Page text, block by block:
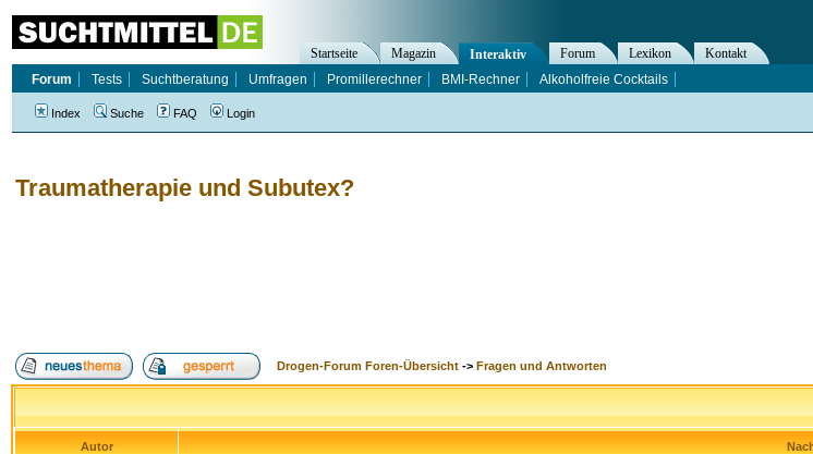
Traumatherapie und Subutex?
Drogen-Forum Foren-Übersicht -> Fragen und Antworten
Autor
Startseite Magazin Interaktiv Forum Lexikon
Kontakt
Forum
Tests Suchtberatung Umfragen Promillerechner BMI-Rechner Alkoholfreie Cocktails
Index Suche FAQ Login